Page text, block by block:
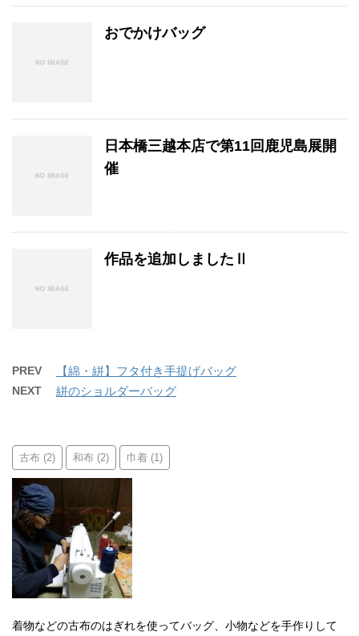
おでかけバッグ
日本橋三越本店で第11回鹿児島展開
催
作品を追加しましたⅡ
PREV 【綿・絣】フタ付き手提げバッグ
NEXT 絣のショルダーバッグ
古布 (2) 和布 (2) 巾着 (1)
着物などの古布のはぎれを使ってバッグ、小物などを手作りして